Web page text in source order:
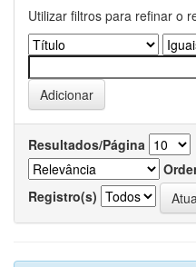
Utilizar filtros para refinar o
Resultados/Página
Registro(s)